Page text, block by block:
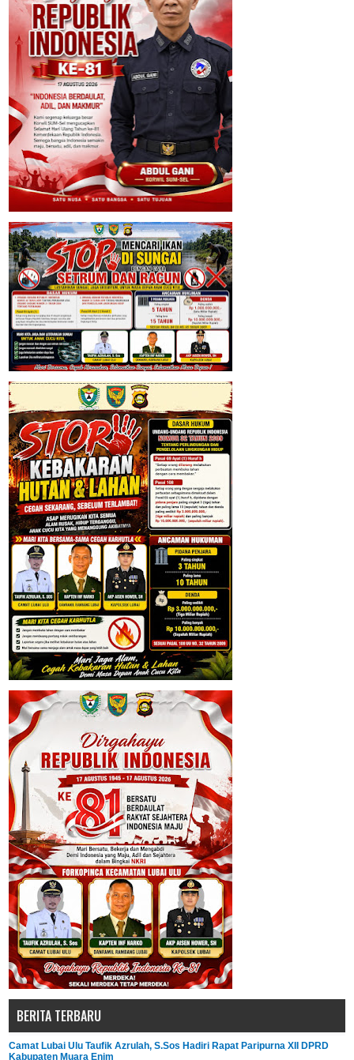
BERITA TERBARU
Camat Lubai Ulu Taufik Azrulah, S.Sos Hadiri Rapat Paripurna XII DPRD
Kabupaten Muara Enim